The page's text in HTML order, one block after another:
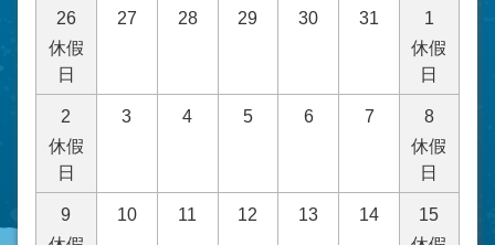
26
休假
日
27 28 29 30 31
1
休假
日
2
休假
日
3 4 5 6 7
8
休假
日
9
10 11 12 13 14
15